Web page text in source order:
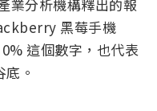
業分析機構釋出的報
黑莓手機
這個數字，也代表
。